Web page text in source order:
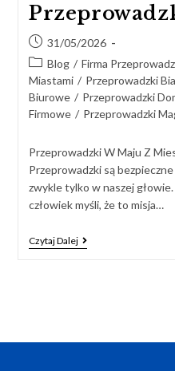
31/05/2026
Blog / Firma
Miastami / Przeprowadzki
Biurowe / Przeprowadzki
Firmowe / Przeprowadzki
Przeprowadzki W Maju Z
Przeprowadzki są
zwykle tylko w naszej
człowiek myśli, że to misja…
Czytaj Dalej